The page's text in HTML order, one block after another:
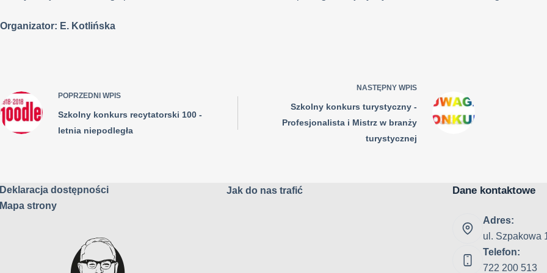
Organizator: E. Kotlińska
POPRZEDNI WPIS
Szkolny konkurs recytatorski 100 -
letnia niepodległa
NASTĘPNY WPIS
Szkolny konkurs turystyczny -
Profesjonalista i Mistrz w branży
turystycznej
Deklaracja dostępności
Mapa strony
Jak do nas trafić Dane kontaktowe
Adres:
ul. Szpakowa
Telefon:
722 200 513